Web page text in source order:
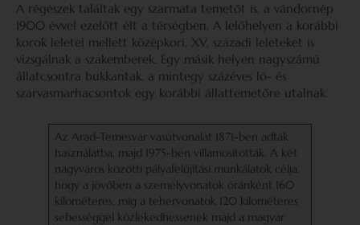
A régészek találtak egy szarmata temetőt is, a vándornép
1900 évvel ezelőtt élt a térségben. A lelőhelyen a korábbi
korok leletei mellett középkori, XV. századi leleteket is
vizsgálnak a szakemberek. Egy másik helyen nagyszámú
állatcsontra bukkantak, a mintegy százéves ló- és
szarvasmarhacsontok egy korábbi állattemetőre utalnak.
Az Arad-Temesvár vasútvonalat 1871-ben adták
használatba, majd 1975-ben villamosították. A két
nagyváros közötti pályafelújítási munkálatok célja,
hogy a jövőben a személyvonatok óránként 160
kilométeres, míg a tehervonatok 120 kilométeres
sebességgel közlekedhessenek majd a magyar